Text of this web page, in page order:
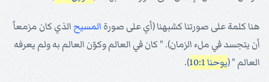
هنا كلمة على صورتنا كشبهنا (أي على صورة المسيحالذي كان مزمعاً
أن يتجسد في ملء الزمان). " كان في العالم وكوّن العالم به ولم يعرفه
العالم " (يوحنا 10:1 ).